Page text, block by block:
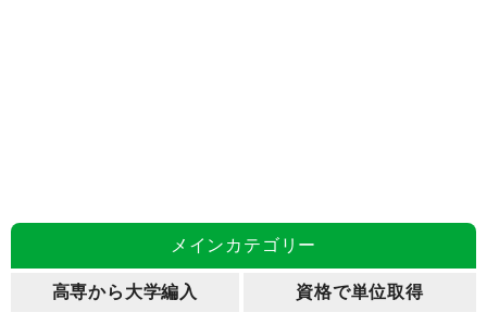
メインカテゴリー
高専から大学編入 資格で単位取得